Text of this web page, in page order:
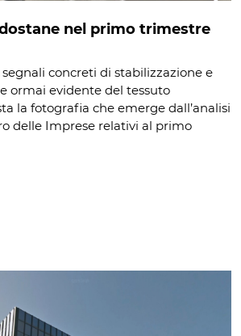
nel primo trimestre
concreti di stabilizzazione e
ormai evidente del tessuto
la fotografia che emerge dall’analisi
delle Imprese relativi al primo